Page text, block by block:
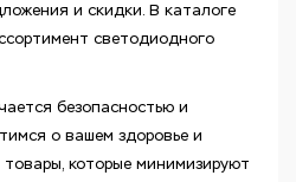
и скидки. В каталоге
светодиодного
безопасностью и
о вашем здоровье и
которые минимизируют